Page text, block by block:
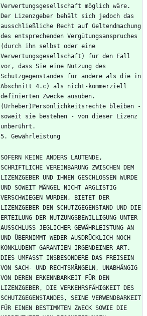
Verwertungsgesellschaft möglich wäre.
Der Lizenzgeber behält sich jedoch das
ausschließliche Recht auf Geltendmachung
des entsprechenden Vergütungsanspruches
(durch ihn selbst oder eine
Verwertungsgesellschaft) für den Fall
vor, dass Sie eine Nutzung des
Schutzgegenstandes für andere als die in
Abschnitt 4.c) als nicht-kommerziell
(Urheber)Persönlichkeitsrechte bleiben -
soweit sie bestehen - von dieser Lizenz
SOFERN KEINE ANDERS LAUTENDE,
SCHRIFTLICHE VEREINBARUNG ZWISCHEN DEM
LIZENZGEBER UND IHNEN GESCHLOSSEN WURDE
UND SOWEIT MÄNGEL NICHT ARGLISTIG
VERSCHWIEGEN WURDEN, BIETET DER
LIZENZGEBER DEN SCHUTZGEGENSTAND UND DIE
ERTEILUNG DER NUTZUNGSBEWILLIGUNG UNTER
AUSSCHLUSS JEGLICHER GEWÄHRLEISTUNG AN
UND ÜBERNIMMT WEDER AUSDRÜCKLICH NOCH
KONKLUDENT GARANTIEN IRGENDEINER ART.
DIES UMFASST INSBESONDERE DAS FREISEIN
VON SACH- UND RECHTSMÄNGELN, UNABHÄNGIG
VON DEREN ERKENNBARKEIT FÜR DEN
LIZENZGEBER, DIE VERKEHRSFÄHIGKEIT DES
SCHUTZGEGENSTANDES, SEINE VERWENDBARKEIT
FÜR EINEN BESTIMMTEN ZWECK SOWIE DIE